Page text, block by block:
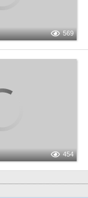
569
454